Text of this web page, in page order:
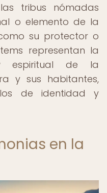
tribus nómadas
o elemento de la
su protector o
representan la
espiritual de la
y sus habitantes,
de identidad y
en la